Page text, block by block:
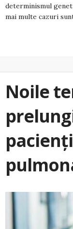
determinismul
mai multe cazuri
Noile